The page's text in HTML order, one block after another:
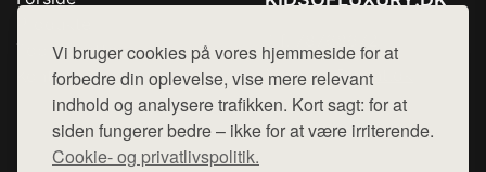
Vi bruger cookies på vores hjemmeside for at
forbedre din oplevelse, vise mere relevant
indhold og analysere trafikken. Kort sagt: for at
siden fungerer bedre – ikke for at være irriterende.
Cookie- og privatlivspolitik.
Top Rabatter
Kontakt
Mail: hej@want.dk
Cookie- og privatlivspolitik